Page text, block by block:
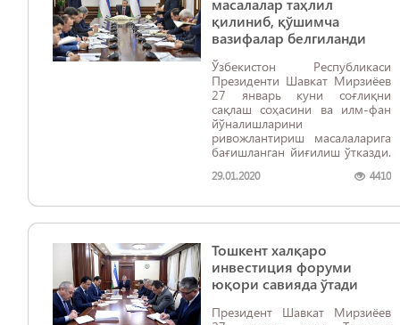
масалалар таҳлил
қилиниб, қўшимча
вазифалар белгиланди
Ўзбекистон Республикаси
Президенти Шавкат Мирзиёев
27 январь куни соғлиқни
сақлаш соҳасини ва илм-фан
йўналишларини
ривожлантириш масалаларига
бағишланган йиғилиш ўтказди.
29.01.2020 4410
Тошкент халқаро
инвестиция форуми
юқори савияда ўтади
Президент Шавкат Мирзиёев